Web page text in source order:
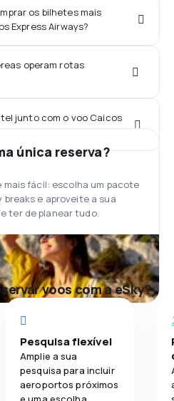
os bilhetes mais
Express Airways?
operam rotas
junto com o voo Caicos
única reserva?
mais fácil: escolha um pacote
e aproveite a sua
ter de planear tudo.
voos com a eSky?
Pesquisa flexível
Amplie a sua
pesquisa para incluir
aeroportos próximos